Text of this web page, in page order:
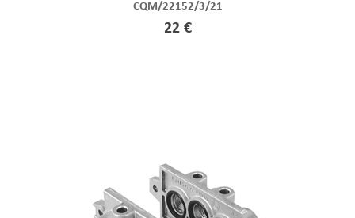
CQM/22152/3/21
22 €